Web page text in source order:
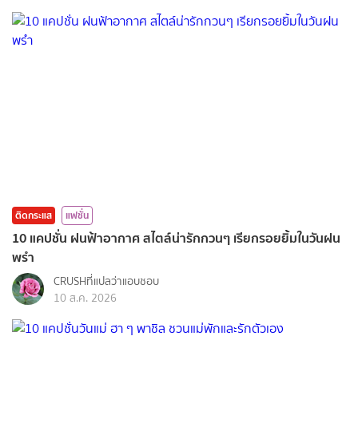
ติดกระแส แฟชั่น
10 แคปชั่น ฝนฟ้าอากาศ สไตล์น่ารักกวนๆ เรียกรอยยิ้มในวันฝน
พรำ
CRUSHที่แปลว่าแอบชอบ
10 ส.ค. 2026